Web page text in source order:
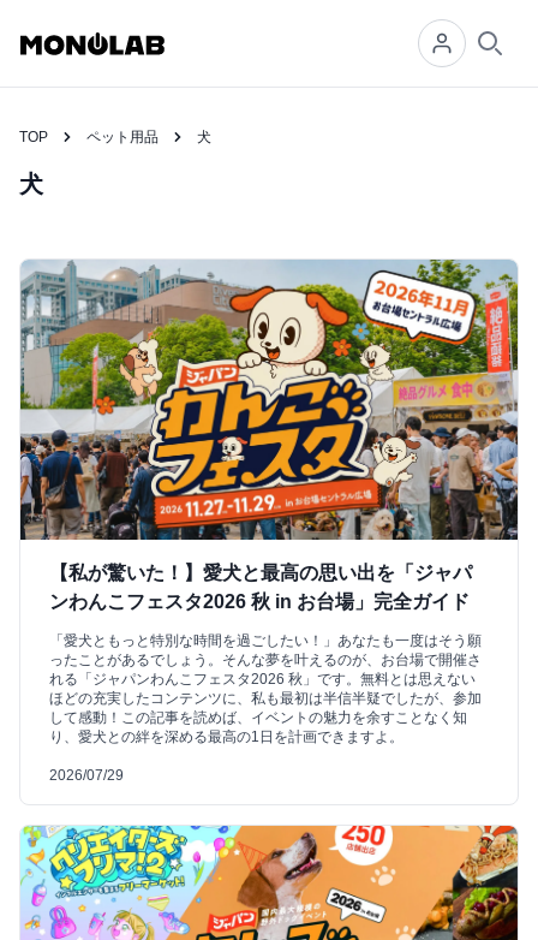
TOP ペット用品 犬
犬
【私が驚いた！】愛犬と最高の思い出を「ジャパ
ンわんこフェスタ2026 秋 in お台場」完全ガイド
「愛犬ともっと特別な時間を過ごしたい！」あなたも一度はそう願
ったことがあるでしょう。そんな夢を叶えるのが、お台場で開催さ
れる「ジャパンわんこフェスタ2026 秋」です。無料とは思えない
ほどの充実したコンテンツに、私も最初は半信半疑でしたが、参加
して感動！この記事を読めば、イベントの魅力を余すことなく知
り、愛犬との絆を深める最高の1日を計画できますよ。
2026/07/29